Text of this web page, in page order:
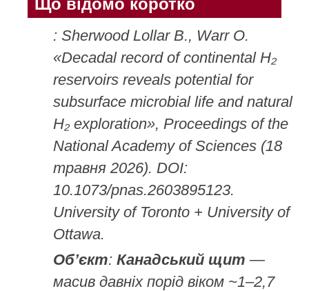
: Sherwood Lollar B., Warr O.
«Decadal record of continental H₂
reservoirs reveals potential for
subsurface microbial life and natural
H₂ exploration», Proceedings of the
National Academy of Sciences (18
травня 2026). DOI:
10.1073/pnas.2603895123.
University of Toronto + University of
Ottawa.
Об’єкт:Канадський щит —
масив давніх порід віком ~1–2,7